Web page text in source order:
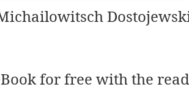
for free with the